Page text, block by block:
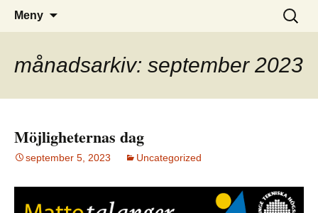
Matematik i Olofström
– din infosida för matematik i Olofström
Meny
Sök
efter:
månadsarkiv: september 2023
Möjligheternas dag
september 5, 2023 Uncategorized